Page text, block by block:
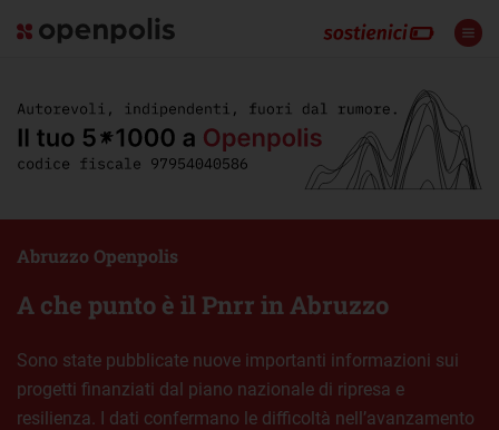
A che punto è il Pnrr in Abruzzo
Abruzzo Openpolis
Sono state pubblicate nuove importanti informazioni sui
progetti finanziati dal piano nazionale di ripresa e
resilienza. I dati confermano le difficoltà nell’avanzamento